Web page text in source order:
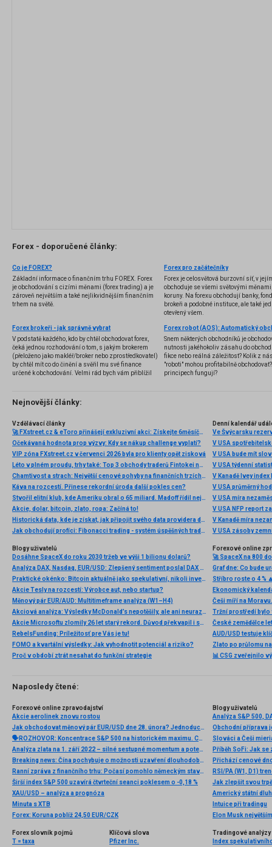
Forex - doporučené články:
Co je FOREX?
Základní informace o finančním trhu FOREX. Forex
je obchodování s cizími měnami (forex trading) a je
zároveň největším a také nejlikvidnějším finančním
trhem na světě.
Forex pro začátečníky
Forex je celosvětová burzovní síť, v
obchoduje se všemi světovými
koruny. Na forexu obchodují banky,
brokeři a podobné instituce, ale také
otevřený všem.
Forex brokeři - jak správně vybrat
V podstatě každého, kdo by chtěl obchodovat forex,
čeká jednou rozhodování o tom, s jakým brokerem
(přeloženo jako makléř/broker nebo zprostředkovatel)
by chtěl mít co do činění a svěřil mu své finance
určené k obchodování. Velmi rád bych vám přiblížil
několik příkladů nejznámějších z nich.
Snem některých obchodníků je
nutnosti jakéhokoliv zásahu do
fikce nebo reálná záležitost? Kolik z
"roboti" mohou profitabilně
principech fungují?
Nejnovější články:
Vzdělávací články
🚀 FXstreet.cz & eToro přinášejí exkluzivní akci: Získejte 6měsíční členství ve VIP zóně ZDARMA
Očekávaná hodnota prop výzvy: Kdy se nákup challenge vyplatí?
VIP zóna FXstreet.cz v červenci 2026 byla pro klienty opět zisková
Léto v plném proudu, trhy také: Top 3 obchody traderů Fintokei na indexech a zlatě
Chamtivost a strach: Největší cenové pohyby na finančních trzích (červenec 2026)
Káva na rozcestí. Přinese rekordní úroda další pokles cen?
Stvořil elitní klub, kde Ameriku obral o 65 miliard. Madoff řídil největší Ponzi dějin
Akcie, dolar, bitcoin, zlato, ropa: Začíná to!
Historická data, kde je získat, jak připojit svého data providera do MultiCharts a proč je budeme potřebovat? (4. díl)
Jak obchodují profíci: Fibonacci trading - systém úspěšných traderů
Denní kalendář
Ve Švýcarsku
V USA
V USA bude mít
V USA týdenní
V Kanadě Ivey index
V USA průměrný
V USA míra
V USA NFP report
V Kanadě míra
V USA zásoby
Blogy uživatelů
Dosáhne SpaceX do roku 2030 tržeb ve výši 1 bilionu dolarů?
Analýza DAX, Nasdaq, EUR/USD: Zlepšený sentiment poslal DAX na nová maxima
Praktické okénko: Bitcoin aktuálně jako spekulativní, nikoli investiční aktivum
Akcie Tesly na rozcestí: Výrobce aut, nebo startup?
Měnový pár EUR/AUD: Multitimeframe analýza (W1–H4)
Akciová analýza: Výsledky McDonald’s nepotěšily, ale ani neurazily. Jakou vizi společnost prezentovala?
Akcie Microsoftu zlomily 26 let starý rekord. Důvod překvapil i samotné investory
RebelsFunding: Príležitosť pre Vás je tu!
FOMO a kvartální výsledky: Jak vyhodnotit potenciál a riziko?
Proč v období ztrát nesahat do funkční strategie
Forexové online
Stříbro roste o 4 %
Ekonomický
AUD/USD testuje
Zlato po průlomu
📊 CSG zveřejnilo
Naposledy čtené:
Forexové online zpravodajství
Akcie aerolinek znovu rostou
Jak obchodovat měnový pár EUR/USD dne 28. února? Jednoduché tipy a obchodní analýza pro začátečníky
🗣️ROZHOVOR: Koncentrace S&P 500 na historickém maximu. Co s tím?
Analýza zlata na 1. září 2022 – silné sestupné momentum a potenciál dalšího poklesu
Breaking news: Čína pochybuje o možnosti uzavření dlouhodobé obchodní dohody s Trumpem
Ranní zpráva z finančního trhu: Počasí pomohlo německým stavebníkům, prodejům nových domů v USA ne
Širší index S&P 500 uzavírá čtvrteční seanci poklesem o -0,18 %
XAU/USD – analýza a prognóza
Minuta s XTB
Forex: Koruna poblíž 24,50 EUR/CZK
Blogy uživatelů
Obchodní příprava
Slováci a Češi
Přichází cenové
RSI/PA (W1, D1)
Jak zlepšit svou
Americký státní
Intuice při tradingu
Elon Musk
Forex slovník pojmů
T = taxa
Klíčová slova
Pfizer Inc.
Tradingové analýzy
Index